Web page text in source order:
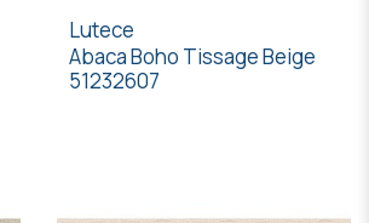
Lutece
Abaca Boho Tissage Beige
51232607